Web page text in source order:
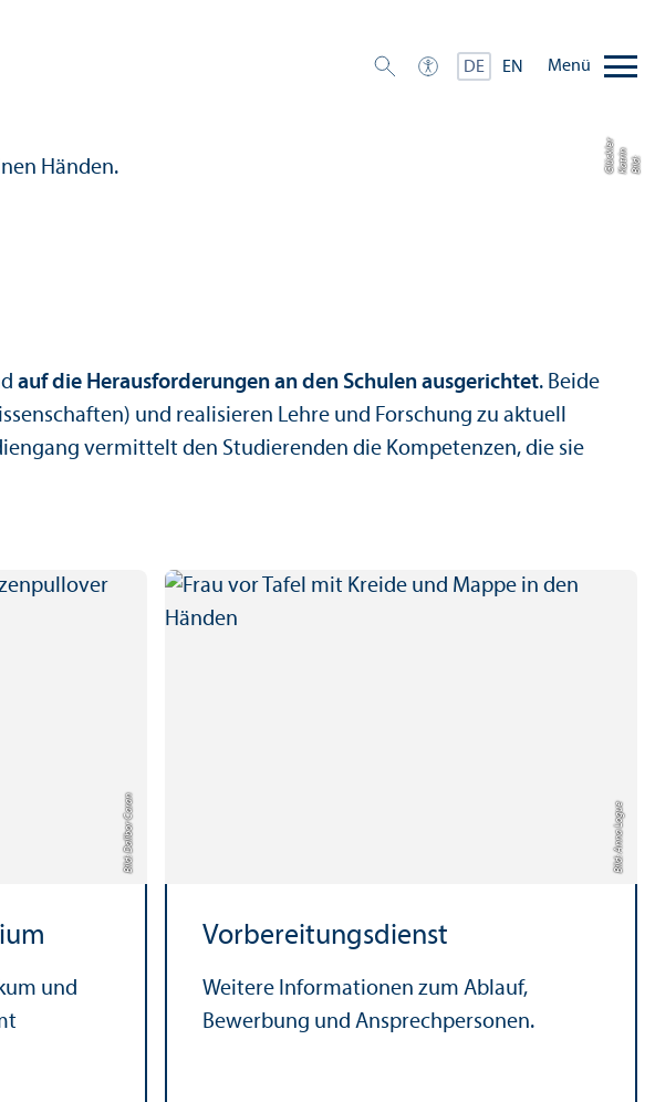
DE EN Menü
Bil
d:
K
a
t
ri
nGl
ü
c
kle
r
auf die Herausforderungen an den Schulen ausgerichtet. Beide
und realisieren Lehre und Forschung zu aktuell
vermittelt den Studierenden die Kompetenzen, die sie
Bild: Dalibor Caran
und
Bild: Anna Logue
Vorbereitungs­dienst
Weitere Informationen zum Ablauf,
Bewerbung und Ansprechpersonen.